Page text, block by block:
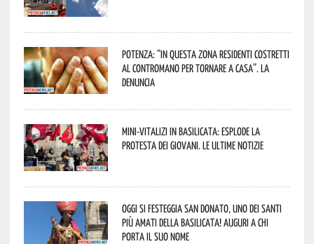
Potenza: “In questa zona residenti costretti
al contromano per tornare a casa”. La
denuncia
Mini-vitalizi in Basilicata: esplode la
protesta dei giovani. Le ultime notizie
Oggi si festeggia San Donato, uno dei Santi
più amati della Basilicata! Auguri a chi
porta il suo nome